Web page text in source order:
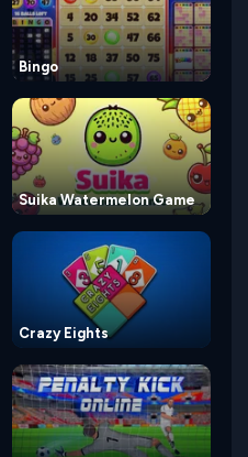
Bingo
Suika Watermelon Game
Crazy Eights